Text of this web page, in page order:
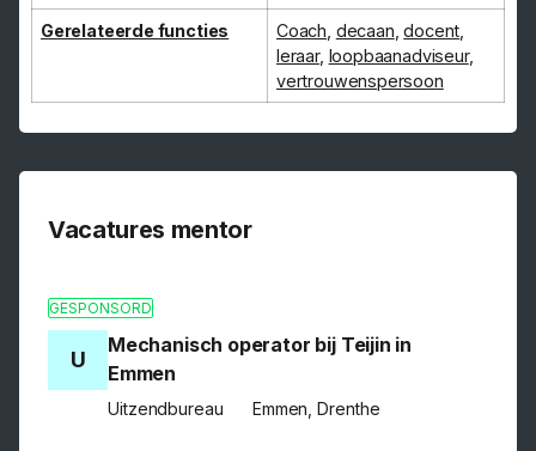
Gerelateerde functies Coach decaan ,docent
leraar, loopbaanadviseur,
vertrouwenspersoon
Vacatures mentor
GESPONSORD
U
Mechanisch operator bij Teijin in
Emmen
Uitzendbureau Emmen, Drenthe